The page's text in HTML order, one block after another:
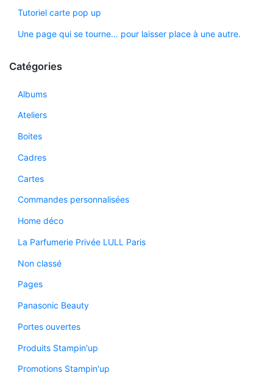
Tutoriel carte pop up
Une page qui se tourne… pour laisser place à une autre.
Catégories
Albums
Ateliers
Boites
Cadres
Cartes
Commandes personnalisées
Home déco
La Parfumerie Privée LULL Paris
Non classé
Pages
Panasonic Beauty
Portes ouvertes
Produits Stampin'up
Promotions Stampin'up